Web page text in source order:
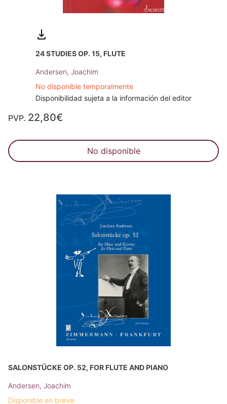
24 STUDIES OP. 15, FLUTE
Andersen, Joachim
No disponible temporalmente
Disponibilidad sujeta a la información del editor
PVP. 22,80€
No disponible
SALONSTÜCKE OP. 52, FOR FLUTE AND PIANO
Andersen, Joachim
Disponible en breve